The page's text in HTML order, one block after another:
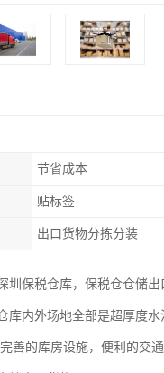
节省成本
贴标签
出口货物分拣分装
圳保税仓库，保税仓仓储
库内外场地全部是超厚度
善的库房设施，便利的交